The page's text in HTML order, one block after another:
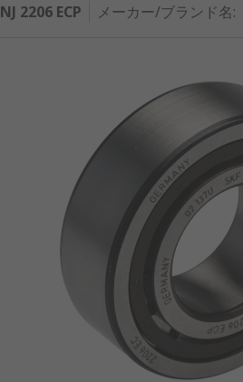
NJ 2206 ECP メーカー/ブランド名: